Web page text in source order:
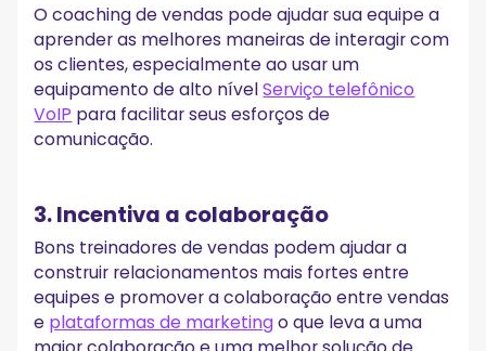
O coaching de vendas pode ajudar sua equipe a
aprender as melhores maneiras de interagir com
os clientes, especialmente ao usar um
equipamento de alto nívelServiço telefônico
VoIP para facilitar seus esforços de
comunicação.
3. Incentiva a colaboração
Bons treinadores de vendas podem ajudar a
construir relacionamentos mais fortes entre
equipes e promover a colaboração entre vendas
e plataformas de marketingo que leva a uma